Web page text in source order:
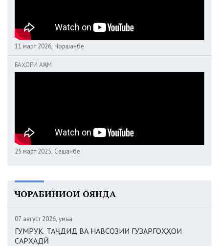
11 март 2026, Чоршанбе
БАҲОРИ АҶАМ
25 март 2025, Сешанбе
ЧОРАБИНИҲОИ ОЯНДА
07 август 2026, Ҷумъа
ГУМРУК. ТАҶДИД ВА НАВСОЗИИ ГУЗАРГОҲҲОИ
САРҲАДӢ